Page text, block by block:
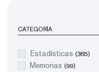
CATEGORÍA
Estadísticas (365)
Memorias (99)